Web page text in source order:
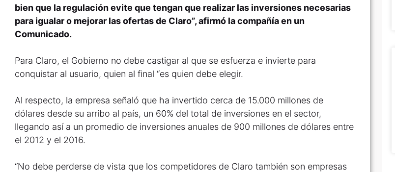
bien que la regulación evite que tengan que realizar las inversiones necesarias
para igualar o mejorar las ofertas de Claro”, afirmó la compañía en un
Comunicado.
Para Claro, el Gobierno no debe castigar al que se esfuerza e invierte para
conquistar al usuario, quien al final “es quien debe elegir.
Al respecto, la empresa señaló que ha invertido cerca de 15.000 millones de
dólares desde su arribo al país, un 60% del total de inversiones en el sector,
llegando así a un promedio de inversiones anuales de 900 millones de dólares entre
el 2012 y el 2016.
“No debe perderse de vista que los competidores de Claro también son empresas